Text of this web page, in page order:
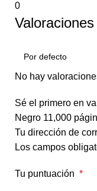
0
Valoraciones
No hay
Sé el primero en
Negro 11,000
Tu dirección de
Los campos
Tu puntuación *